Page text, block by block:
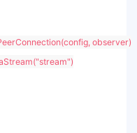
observer)
"stream")